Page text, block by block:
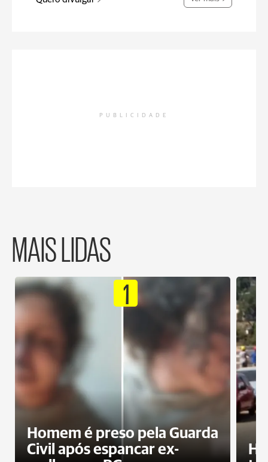
PUBLICIDADE
MAIS LIDAS
1
Homem é preso pela Guarda
Civil após espancar ex-